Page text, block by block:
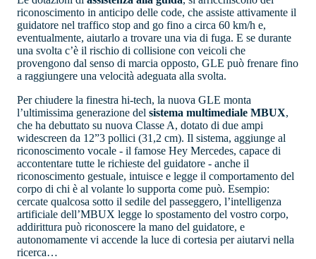
riconoscimento in anticipo delle code, che assiste attivamente il
guidatore nel traffico stop and go fino a circa 60 km/h e,
eventualmente, aiutarlo a trovare una via di fuga. E se durante
una svolta c’è il rischio di collisione con veicoli che
provengono dal senso di marcia opposto, GLE può frenare fino
a raggiungere una velocità adeguata alla svolta.
Per chiudere la finestra hi-tech, la nuova GLE monta
l’ultimissima generazione del sistema multimediale MBUX,
che ha debuttato su nuova Classe A, dotato di due ampi
widescreen da 12”3 pollici (31,2 cm). Il sistema, aggiunge al
riconoscimento vocale - il famose Hey Mercedes, capace di
accontentare tutte le richieste del guidatore - anche il
riconoscimento gestuale, intuisce e legge il comportamento del
corpo di chi è al volante lo supporta come può. Esempio:
cercate qualcosa sotto il sedile del passeggero, l’intelligenza
artificiale dell’MBUX legge lo spostamento del vostro corpo,
addirittura può riconoscere la mano del guidatore, e
autonomamente vi accende la luce di cortesia per aiutarvi nella
ricerca…